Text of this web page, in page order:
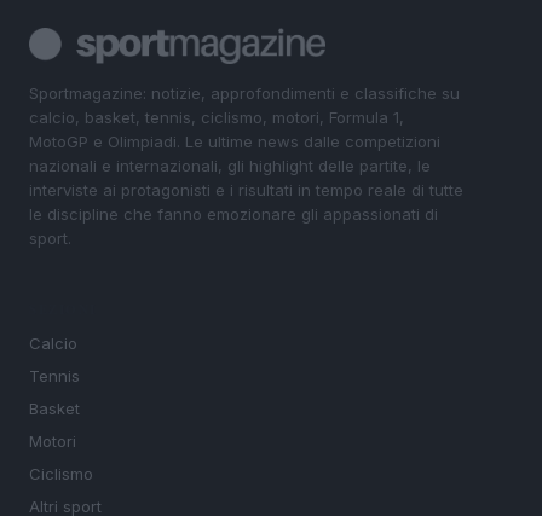
Sportmagazine: notizie, approfondimenti e classifiche su
calcio, basket, tennis, ciclismo, motori, Formula 1,
MotoGP e Olimpiadi. Le ultime news dalle competizioni
nazionali e internazionali, gli highlight delle partite, le
interviste ai protagonisti e i risultati in tempo reale di tutte
le discipline che fanno emozionare gli appassionati di
sport.
Calcio
Tennis
Basket
Motori
Ciclismo
Altri sport